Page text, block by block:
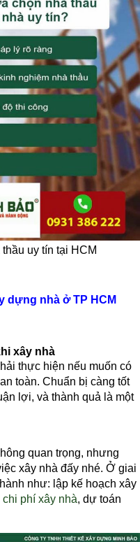
uy tín tại HCM
dựng nhà ở TP HCM
xây nhà
thực hiện nếu muốn có
toàn. Chuẩn bị càng tốt
lợi, và thành quả là một
quan trọng, nhưng
xây nhà đấy nhé. Ở giai
như: lập kế hoạch xây
chi phí xây nhà, dự toán